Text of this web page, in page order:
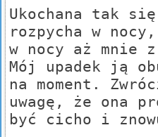
Ukochana tak
rozpycha w
w nocy aż mnie
Mój upadek ją
na moment.
uwagę, że ona
być cicho i